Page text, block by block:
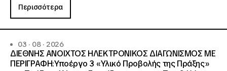
Περισσότερα
03 · 08 · 2026
ΔΙΕΘΝΗΣ ΑΝΟΙΧΤΟΣ ΗΛΕΚΤΡΟΝΙΚΟΣ ΔΙΑΓΩΝΙΣΜΟΣ ΜΕ
ΠΕΡΙΓΡΑΦΗ:Υποέργο 3 «Υλικό Προβολής της Πράξης»